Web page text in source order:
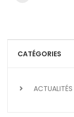
articles
CATÉGORIES
ACTUALITÉS